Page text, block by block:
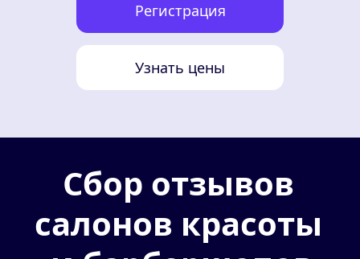
Регистрация
Узнать цены
Сбор отзывов
салонов красоты